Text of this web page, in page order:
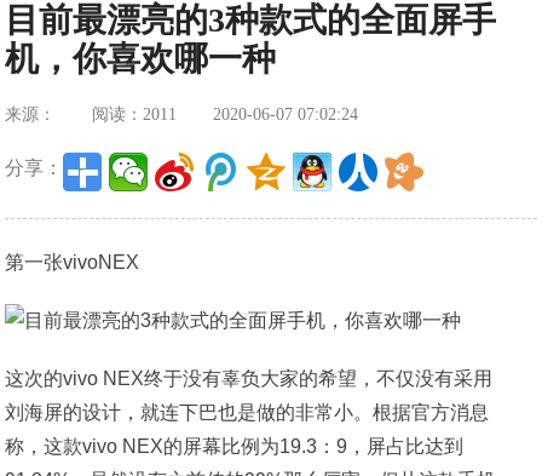
目前最漂亮的3种款式的全面屏手
机，你喜欢哪一种
来源： 阅读：2011 2020-06-07 07:02:24
分享：
第一张vivoNEX
这次的vivo NEX终于没有辜负大家的希望，不仅没有采用
刘海屏的设计，就连下巴也是做的非常小。根据官方消息
称，这款vivo NEX的屏幕比例为19.3：9，屏占比达到